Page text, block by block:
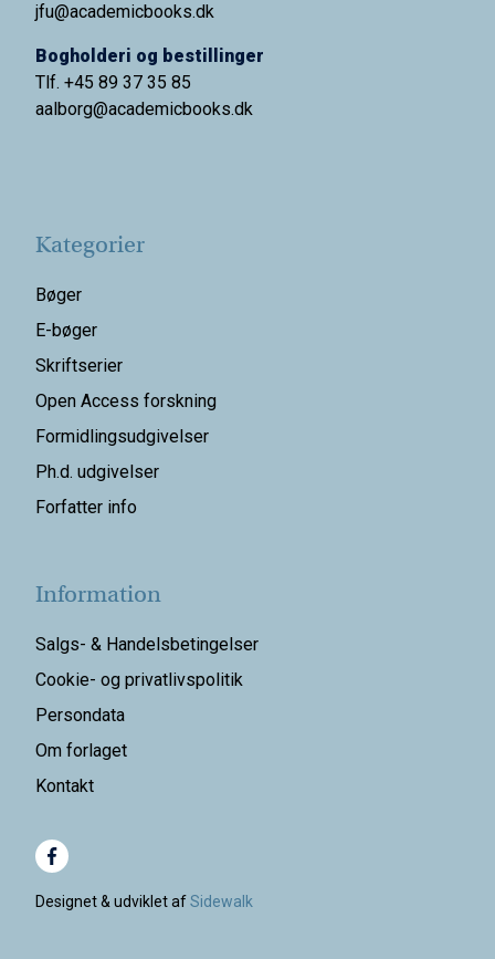
jfu@academicbooks.dk
Bogholderi og bestillinger
Tlf. +45 89 37 35 85
aalborg@academicbooks.dk
Kategorier
Bøger
E-bøger
Skriftserier
Open Access forskning
Formidlingsudgivelser
Ph.d. udgivelser
Forfatter info
Information
Salgs- & Handelsbetingelser
Cookie- og privatlivspolitik
Persondata
Om forlaget
Kontakt
Designet & udviklet afSidewalk